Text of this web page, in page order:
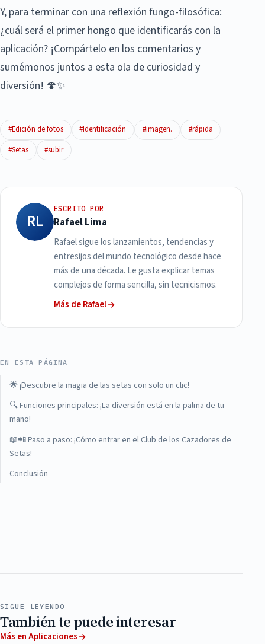
Y, para terminar con una reflexión fungo-filosófica:
¿cuál será el primer hongo que identificarás con la
aplicación? ¡Compártelo en los comentarios y
sumémonos juntos a esta ola de curiosidad y
diversión! 🍄✨
#Edición de fotos #Identificación #imagen.
#rápida
#Setas
#subir
RL
ESCRITO POR
Rafael Lima
Rafael sigue los lanzamientos, tendencias y
entresijos del mundo tecnológico desde hace
más de una década. Le gusta explicar temas
complejos de forma sencilla, sin tecnicismos.
Más de Rafael
EN ESTA PÁGINA
🌟 ¡Descubre la magia de las setas con solo un clic!
🔍 Funciones principales: ¡La diversión está en la palma de tu
mano!
📖📲 Paso a paso: ¡Cómo entrar en el Club de los Cazadores de
Setas!
Conclusión
SIGUE LEYENDO
También te puede interesar
Más en Aplicaciones